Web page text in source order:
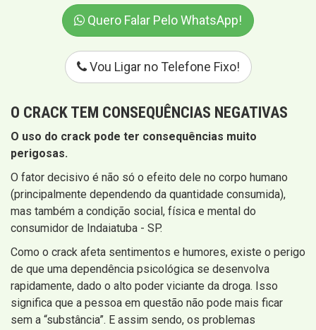
Quero Falar Pelo WhatsApp!
Vou Ligar no Telefone Fixo!
O CRACK TEM CONSEQUÊNCIAS NEGATIVAS
O uso do crack pode ter consequências muito
perigosas.
O fator decisivo é não só o efeito dele no corpo humano
(principalmente dependendo da quantidade consumida),
mas também a condição social, física e mental do
consumidor de Indaiatuba - SP.
Como o crack afeta sentimentos e humores, existe o perigo
de que uma dependência psicológica se desenvolva
rapidamente, dado o alto poder viciante da droga. Isso
significa que a pessoa em questão não pode mais ficar
sem a “substância”. E assim sendo, os problemas